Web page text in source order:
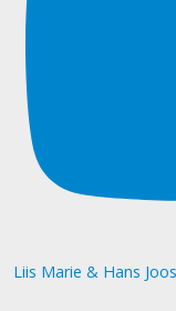
Liis Marie & Hans